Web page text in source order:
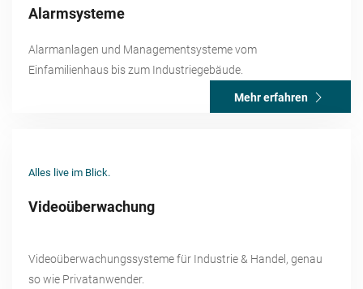
Alarmsysteme
Alarmanlagen und Managementsysteme vom
Einfamilienhaus bis zum Industriegebäude.
Mehr erfahren
Alles live im Blick.
Videoüberwachung
Videoüberwachungssysteme für Industrie & Handel, genau
so wie Privatanwender.